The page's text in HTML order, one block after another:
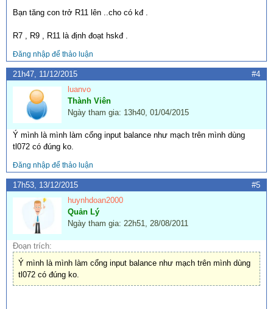
Bạn tăng con trở R11 lên ..cho có kđ .
R7 , R9 , R11 là định đoạt hskđ .
Đăng nhập để thảo luận
21h47, 11/12/2015
#4
luanvo
Thành Viên
Ngày tham gia: 13h40, 01/04/2015
Ý mình là mình làm cổng input balance như mạch trên mình dùng
tl072 có đúng ko.
Đăng nhập để thảo luận
17h53, 13/12/2015
#5
huynhdoan2000
Quản Lý
Ngày tham gia: 22h51, 28/08/2011
Đoạn trích:
Ý mình là mình làm cổng input balance như mạch trên mình dùng
tl072 có đúng ko.